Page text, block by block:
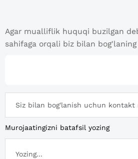
Agar mualliflik huquqi buzilgan
sahifaga orqali biz bilan bog'laning
Murojaatingizni batafsil yozing